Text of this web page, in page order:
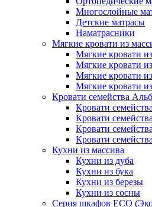
Многослойные
Детские матрасы
Наматрасники
Мягкие кровати из
Мягкие кровати
Мягкие кровати
Мягкие кровати
Мягкие кровати
Кровати семейства
Кровати
Кровати
Кровати
Кровати
Кухни из массива
Кухни из дуба
Кухни из бука
Кухни из березы
Кухни из сосны
Серия шкафов ECO